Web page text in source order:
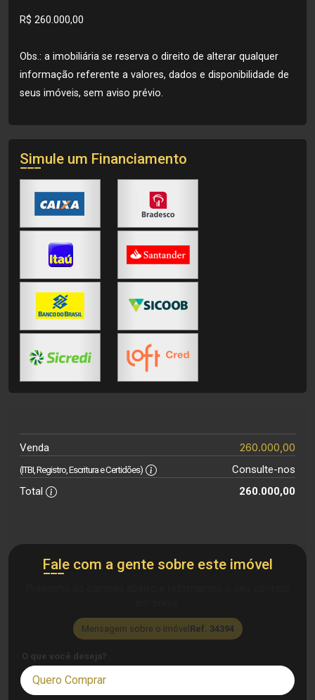
R$ 260.000,00
Obs.: a imobiliária se reserva o direito de alterar qualquer
informação referente a valores, dados e disponibilidade de
seus imóveis, sem aviso prévio.
Simule um Financiamento
Venda 260.000,00
(ITBI, Registro, Escritura e Certidões)
Consulte-nos
Total
260.000,00
Fale com a gente sobre este imóvel
Mensagem sobre o imóvelRef. 34394
O que você deseja?
Quero Comprar